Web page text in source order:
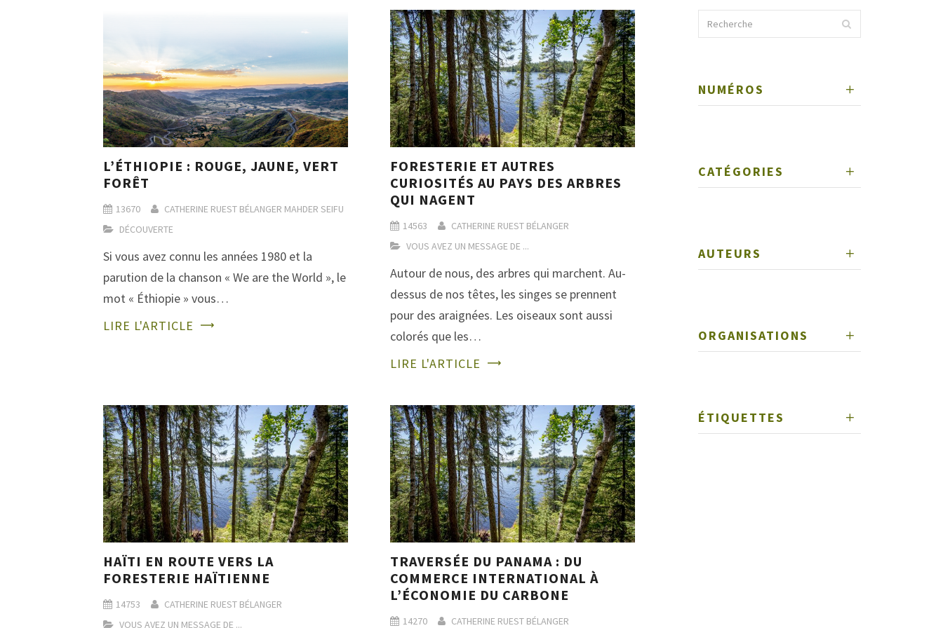
L’ÉTHIOPIE : ROUGE, JAUNE, VERT
FORÊT
13670 CATHERINE RUEST BÉLANGER MAHDER SEIFU
DÉCOUVERTE
Si vous avez connu les années 1980 et la
parution de la chanson « We are the World », le
mot « Éthiopie » vous…
LIRE L'ARTICLE
FORESTERIE ET AUTRES
CURIOSITÉS AU PAYS DES ARBRES
QUI NAGENT
14563
CATHERINE RUEST BÉLANGER
VOUS AVEZ UN MESSAGE DE ...
Autour de nous, des arbres qui marchent. Au-
dessus de nos têtes, les singes se prennent
pour des araignées. Les oiseaux sont aussi
colorés que les…
LIRE L'ARTICLE
HAÏTI EN ROUTE VERS LA
FORESTERIE HAÏTIENNE
14753
CATHERINE RUEST BÉLANGER
VOUS AVEZ UN MESSAGE DE ...
TRAVERSÉE DU PANAMA : DU
COMMERCE INTERNATIONAL À
L’ÉCONOMIE DU CARBONE
14270
CATHERINE RUEST BÉLANGER
NUMÉROS
CATÉGORIES
AUTEURS
ORGANISATIONS
ÉTIQUETTES